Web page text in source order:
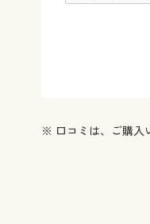
※ 口コミは、ご購入